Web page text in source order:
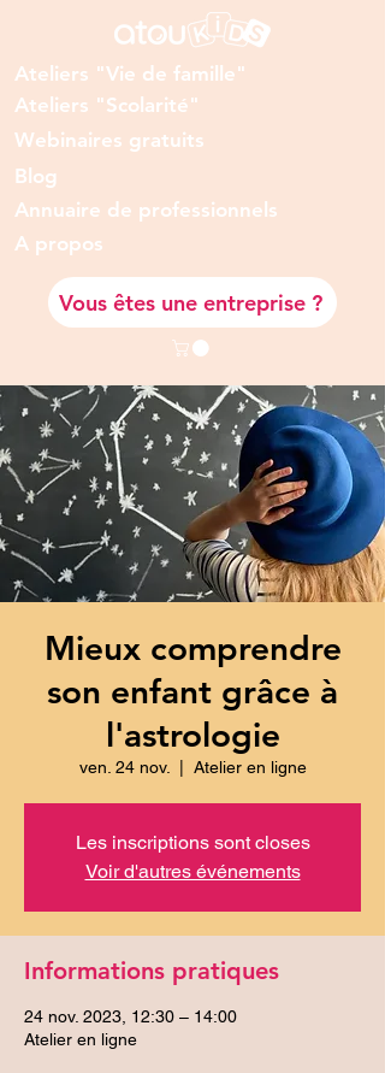
Ateliers "Vie de famille"
Ateliers "Scolarité"
Webinaires gratuits
Blog
Annuaire de professionnels
A propos
Vous êtes une entreprise ?
Mieux comprendre
son enfant grâce à
l'astrologie
ven. 24 nov. Atelier en ligne
Les inscriptions sont closes
Voir d'autres événements
Informations pratiques
24 nov. 2023, 12:30 – 14:00
Atelier en ligne